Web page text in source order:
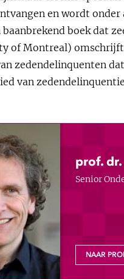
en wordt
baanbrekend boek dat
of Montreal)
zedendelinquenten
van
prof.
Senior
NAAR